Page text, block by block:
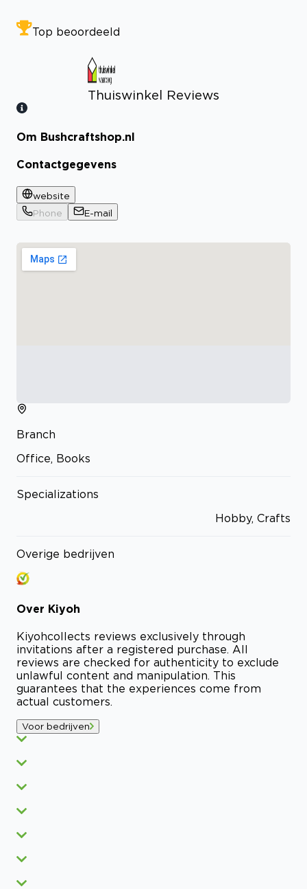
Top beoordeeld
Thuiswinkel Reviews
Bekijk certificaat
Om Bushcraftshop.nl
Contactgegevens
website
Phone
E-mail
Branch
Office, Books
Specializations
Hobby, Crafts
Overige bedrijven
Over Kiyoh
Kiyohcollects reviews exclusively through
invitations after a registered purchase. All
reviews are checked for authenticity to exclude
unlawful content and manipulation. This
guarantees that the experiences come from
actual customers.
Voor bedrijven